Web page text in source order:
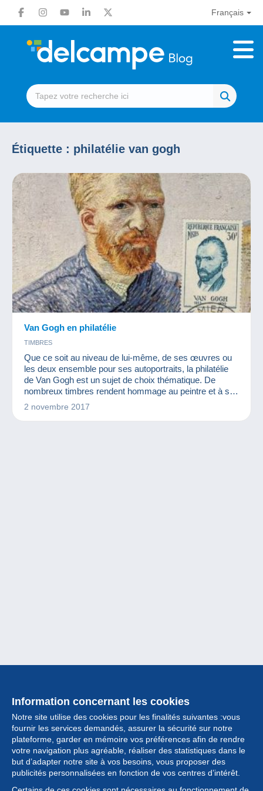
Français
Étiquette : philatélie van gogh
Van Gogh en philatélie
TIMBRES
Que ce soit au niveau de lui-même, de ses œuvres ou
les deux ensemble pour ses autoportraits, la philatélie
de Van Gogh est un sujet de choix thématique. De
nombreux timbres rendent hommage au peintre et à ses
tableaux.
2 novembre 2017
Information concernant les cookies
Notre site utilise des cookies pour les finalités suivantes :vous
fournir les services demandés, assurer la sécurité sur notre
plateforme, garder en mémoire vos préférences afin de rendre
votre navigation plus agréable, réaliser des statistiques dans le
but d’adapter notre site à vos besoins, vous proposer des
publicités personnalisées en fonction de vos centres d’intérêt.
Collection